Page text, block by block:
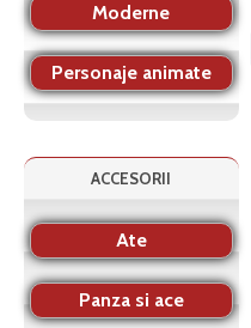
Moderne
Personaje animate
ACCESORII
Ate
Panza si ace